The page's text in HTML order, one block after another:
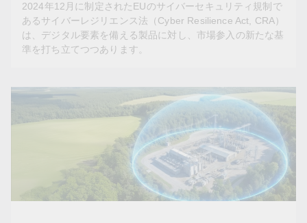
2024年12月に制定されたEUのサイバーセキュリティ規制で
あるサイバーレジリエンス法（Cyber Resilience Act, CRA）
は、デジタル要素を備える製品に対し、市場参入の新たな基
準を打ち立てつつあります。
2026年2月25日
コンプライアンスのチェックリスト時代
は終わった—セキュアな開発と脆弱性ガ
バナンスによりCRAを優位性に変える